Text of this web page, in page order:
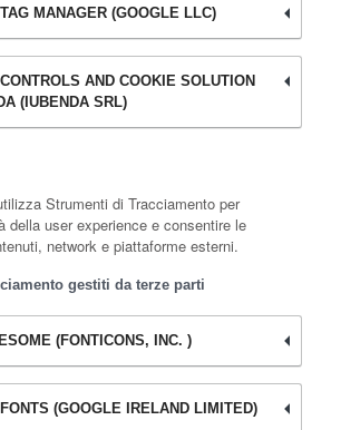
MANAGER (GOOGLE LLC)
AND COOKIE SOLUTION
(IUBENDA SRL)
Strumenti di Tracciamento per
della user experience e consentire le
network e piattaforme esterni.
gestiti da terze parti
(FONTICONS, INC. )
(GOOGLE IRELAND LIMITED)